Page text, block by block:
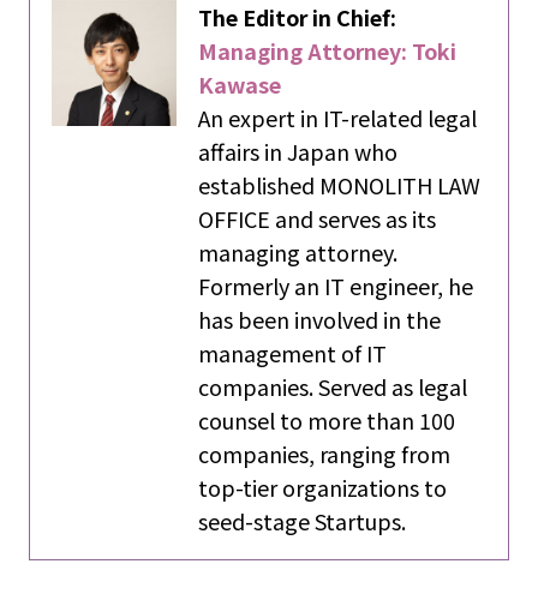
The Editor in Chief:
Managing Attorney: Toki
Kawase
An expert in IT-related legal
affairs in Japan who
established MONOLITH LAW
OFFICE and serves as its
managing attorney.
Formerly an IT engineer, he
has been involved in the
management of IT
companies. Served as legal
counsel to more than 100
companies, ranging from
top-tier organizations to
seed-stage Startups.